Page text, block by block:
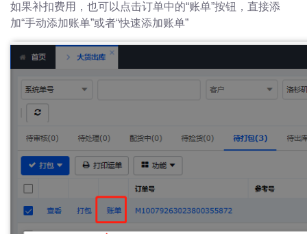
如果补扣费用，也可以点击订单中的“账单”按钮，直接添
加“手动添加账单”或者“快速添加账单”